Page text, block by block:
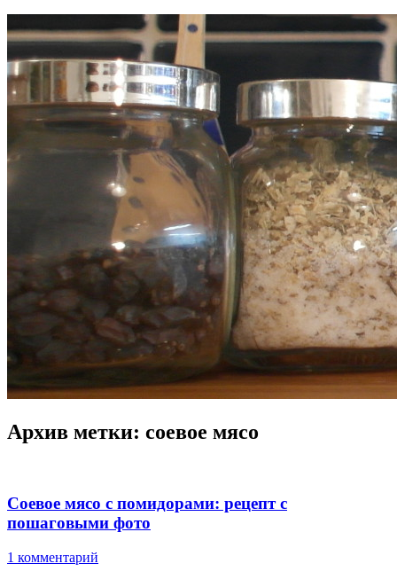
Архив метки: соевое мясо
Соевое мясо с помидорами: рецепт с
пошаговыми фото
1 комментарий